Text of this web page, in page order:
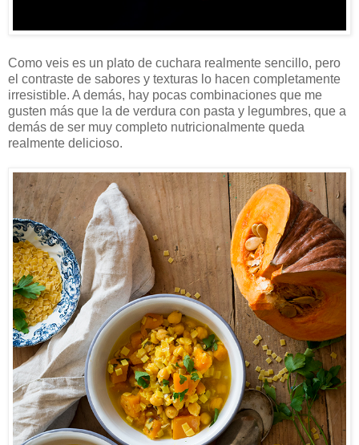
Como veis es un plato de cuchara realmente sencillo, pero
el contraste de sabores y texturas lo hacen completamente
irresistible. A demás, hay pocas combinaciones que me
gusten más que la de verdura con pasta y legumbres, que a
demás de ser muy completo nutricionalmente queda
realmente delicioso.